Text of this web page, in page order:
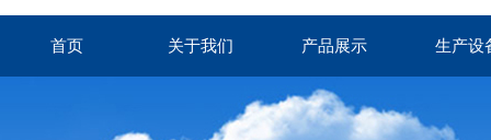
首页 关于我们 产品展示 生产设